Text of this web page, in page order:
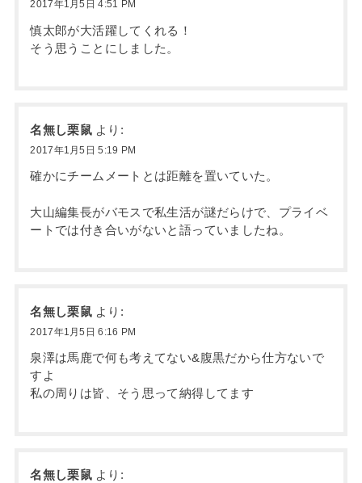
2017年1月5日 4:51 PM
慎太郎が大活躍してくれる！
そう思うことにしました。
名無し栗鼠 より:
2017年1月5日 5:19 PM
確かにチームメートとは距離を置いていた。
大山編集長がバモスで私生活が謎だらけで、プライベ
ートでは付き合いがないと語っていましたね。
名無し栗鼠 より:
2017年1月5日 6:16 PM
泉澤は馬鹿で何も考えてない&腹黒だから仕方ないで
すよ
私の周りは皆、そう思って納得してます
名無し栗鼠 より: